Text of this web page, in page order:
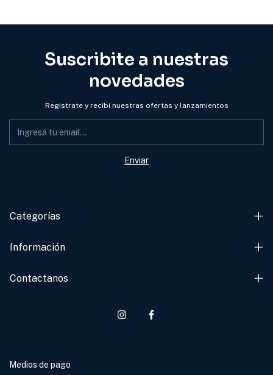
Suscribite a nuestras
novedades
Registrate y recibí nuestras ofertas y lanzamientos
Categorías
Información
Contactanos
Medios de pago